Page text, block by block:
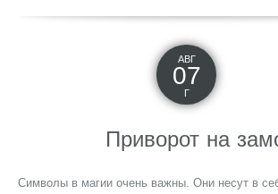
АВГ
07
Г
Приворот на
Символы в магии очень важны. Они несут в